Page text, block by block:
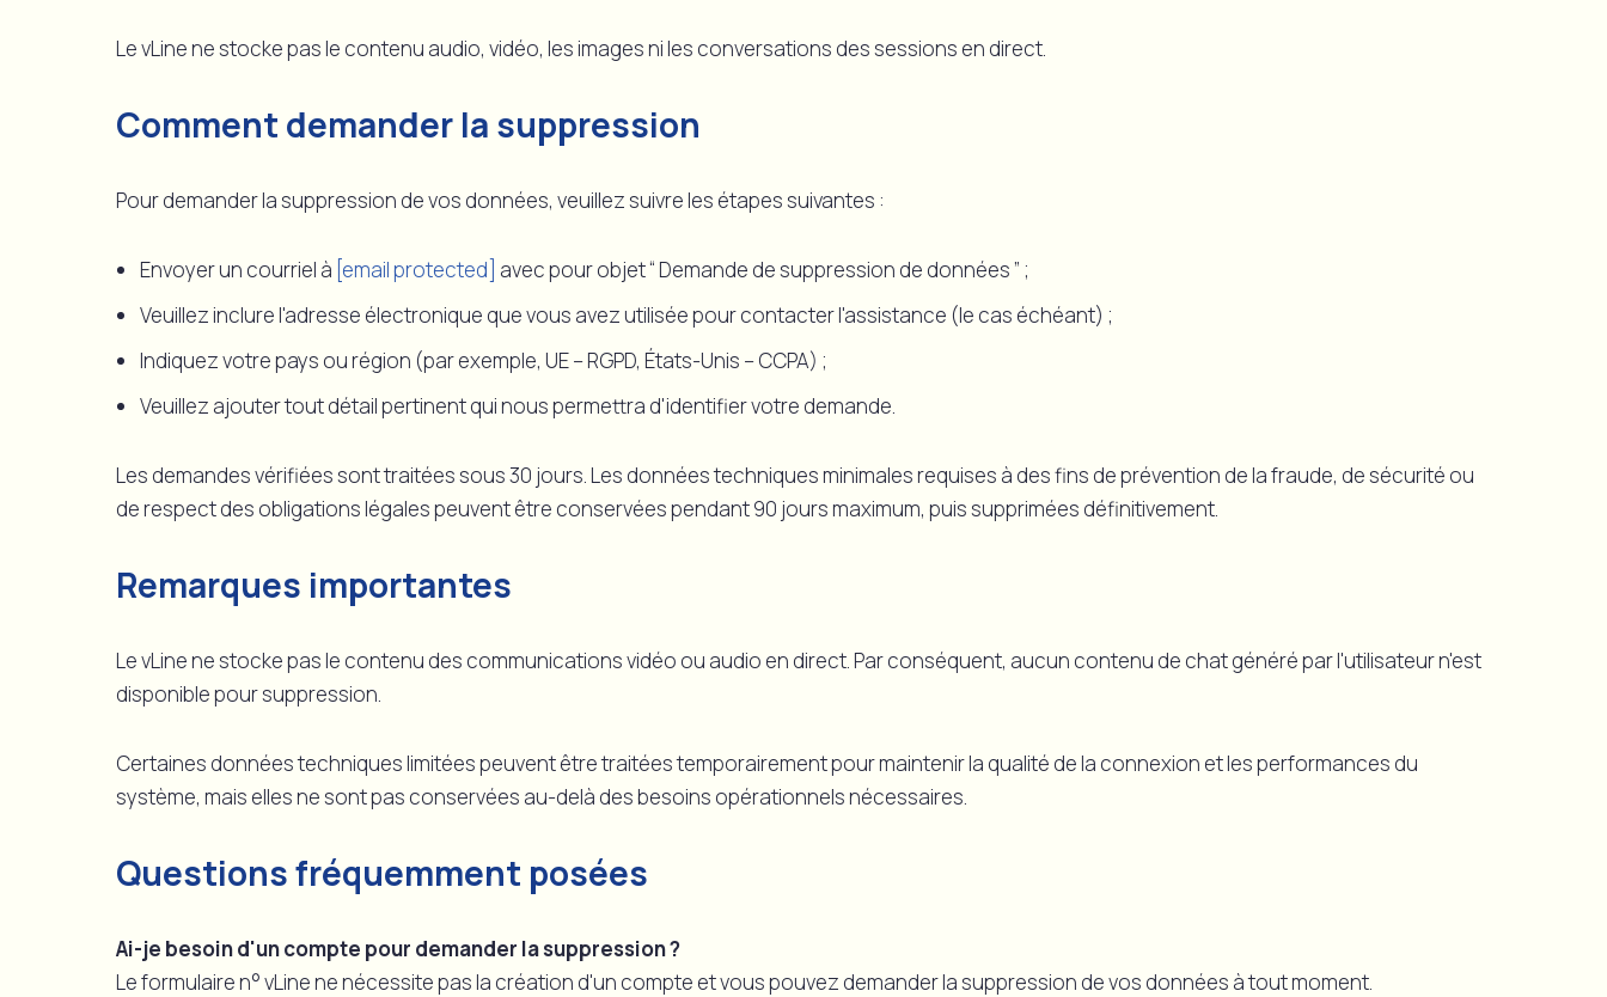
Le vLine ne stocke pas le contenu audio, vidéo, les images ni les conversations des sessions en direct.
Comment demander la suppression
Pour demander la suppression de vos données, veuillez suivre les étapes suivantes :
Envoyer un courriel à [email protected] avec pour objet “ Demande de suppression de données ” ;
Veuillez inclure l'adresse électronique que vous avez utilisée pour contacter l'assistance (le cas échéant) ;
Indiquez votre pays ou région (par exemple, UE – RGPD, États-Unis – CCPA) ;
Veuillez ajouter tout détail pertinent qui nous permettra d'identifier votre demande.
Les demandes vérifiées sont traitées sous 30 jours. Les données techniques minimales requises à des fins de prévention de la fraude, de sécurité ou
de respect des obligations légales peuvent être conservées pendant 90 jours maximum, puis supprimées définitivement.
Remarques importantes
Le vLine ne stocke pas le contenu des communications vidéo ou audio en direct. Par conséquent, aucun contenu de chat généré par l'utilisateur n'est
disponible pour suppression.
Certaines données techniques limitées peuvent être traitées temporairement pour maintenir la qualité de la connexion et les performances du
système, mais elles ne sont pas conservées au-delà des besoins opérationnels nécessaires.
Questions fréquemment posées
Ai-je besoin d'un compte pour demander la suppression ?
Le formulaire n° vLine ne nécessite pas la création d'un compte et vous pouvez demander la suppression de vos données à tout moment.